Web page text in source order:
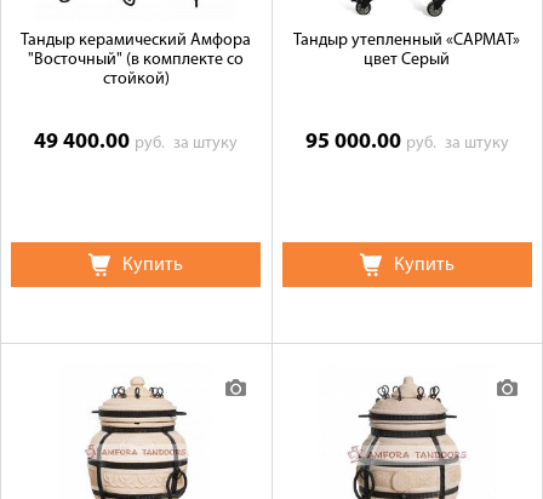
Тандыр керамический Амфора
"Восточный" (в комплекте со
стойкой)
49 400.00 руб.за штуку
Купить
Тандыр утепленный «САРМАТ»
цвет Серый
95 000.00 руб. за штуку
Купить